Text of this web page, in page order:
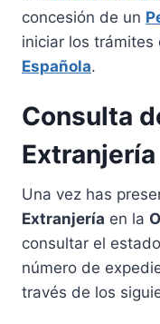
concesión de un
iniciar los
Española.
Consulta
Extranjería
Una vez has
Extranjería en la
consultar el
número de
través de los